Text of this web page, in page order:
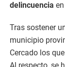
delincuencia
Tras sostener
municipio
Cercado los